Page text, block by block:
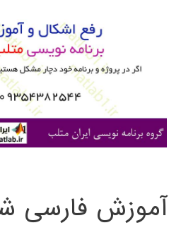
ی
آموزش فارسی